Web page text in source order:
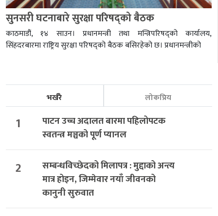
सुनसरी घटनाबारे सुरक्षा परिषद्को बैठक
काठमाडौं, १४ साउन। प्रधानमन्त्री तथा मन्त्रिपरिषद्को कार्यालय,
सिंहदरबारमा राष्ट्रिय सुरक्षा परिषद्को बैठक बसिरहेको छ। प्रधानमन्त्रीको
भर्खरै लोकप्रिय
1
पाटन उच्च अदालत बारमा पहिलोपटक
स्वतन्त्र मञ्चको पूर्ण प्यानल
2
सम्बन्धविच्छेदको मिलापत्र : मुद्दाको अन्त्य
मात्र होइन, जिम्मेवार नयाँ जीवनको
कानुनी सुरुवात